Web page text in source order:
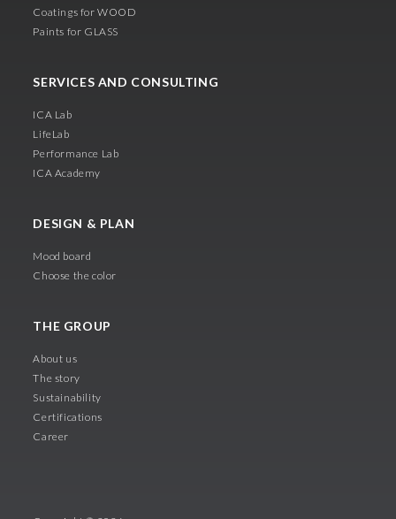
Coatings for WOOD
Paints for GLASS
SERVICES AND CONSULTING
ICA Lab
LifeLab
Performance Lab
ICA Academy
DESIGN & PLAN
Mood board
Choose the color
THE GROUP
About us
The story
Sustainability
Certifications
Career